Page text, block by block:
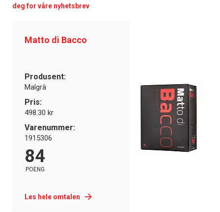
deg for våre nyhetsbrev
Matto di Bacco
Produsent:
Malgrà
Pris:
498.30 kr
Varenummer:
1915306
84
POENG
Les hele omtalen